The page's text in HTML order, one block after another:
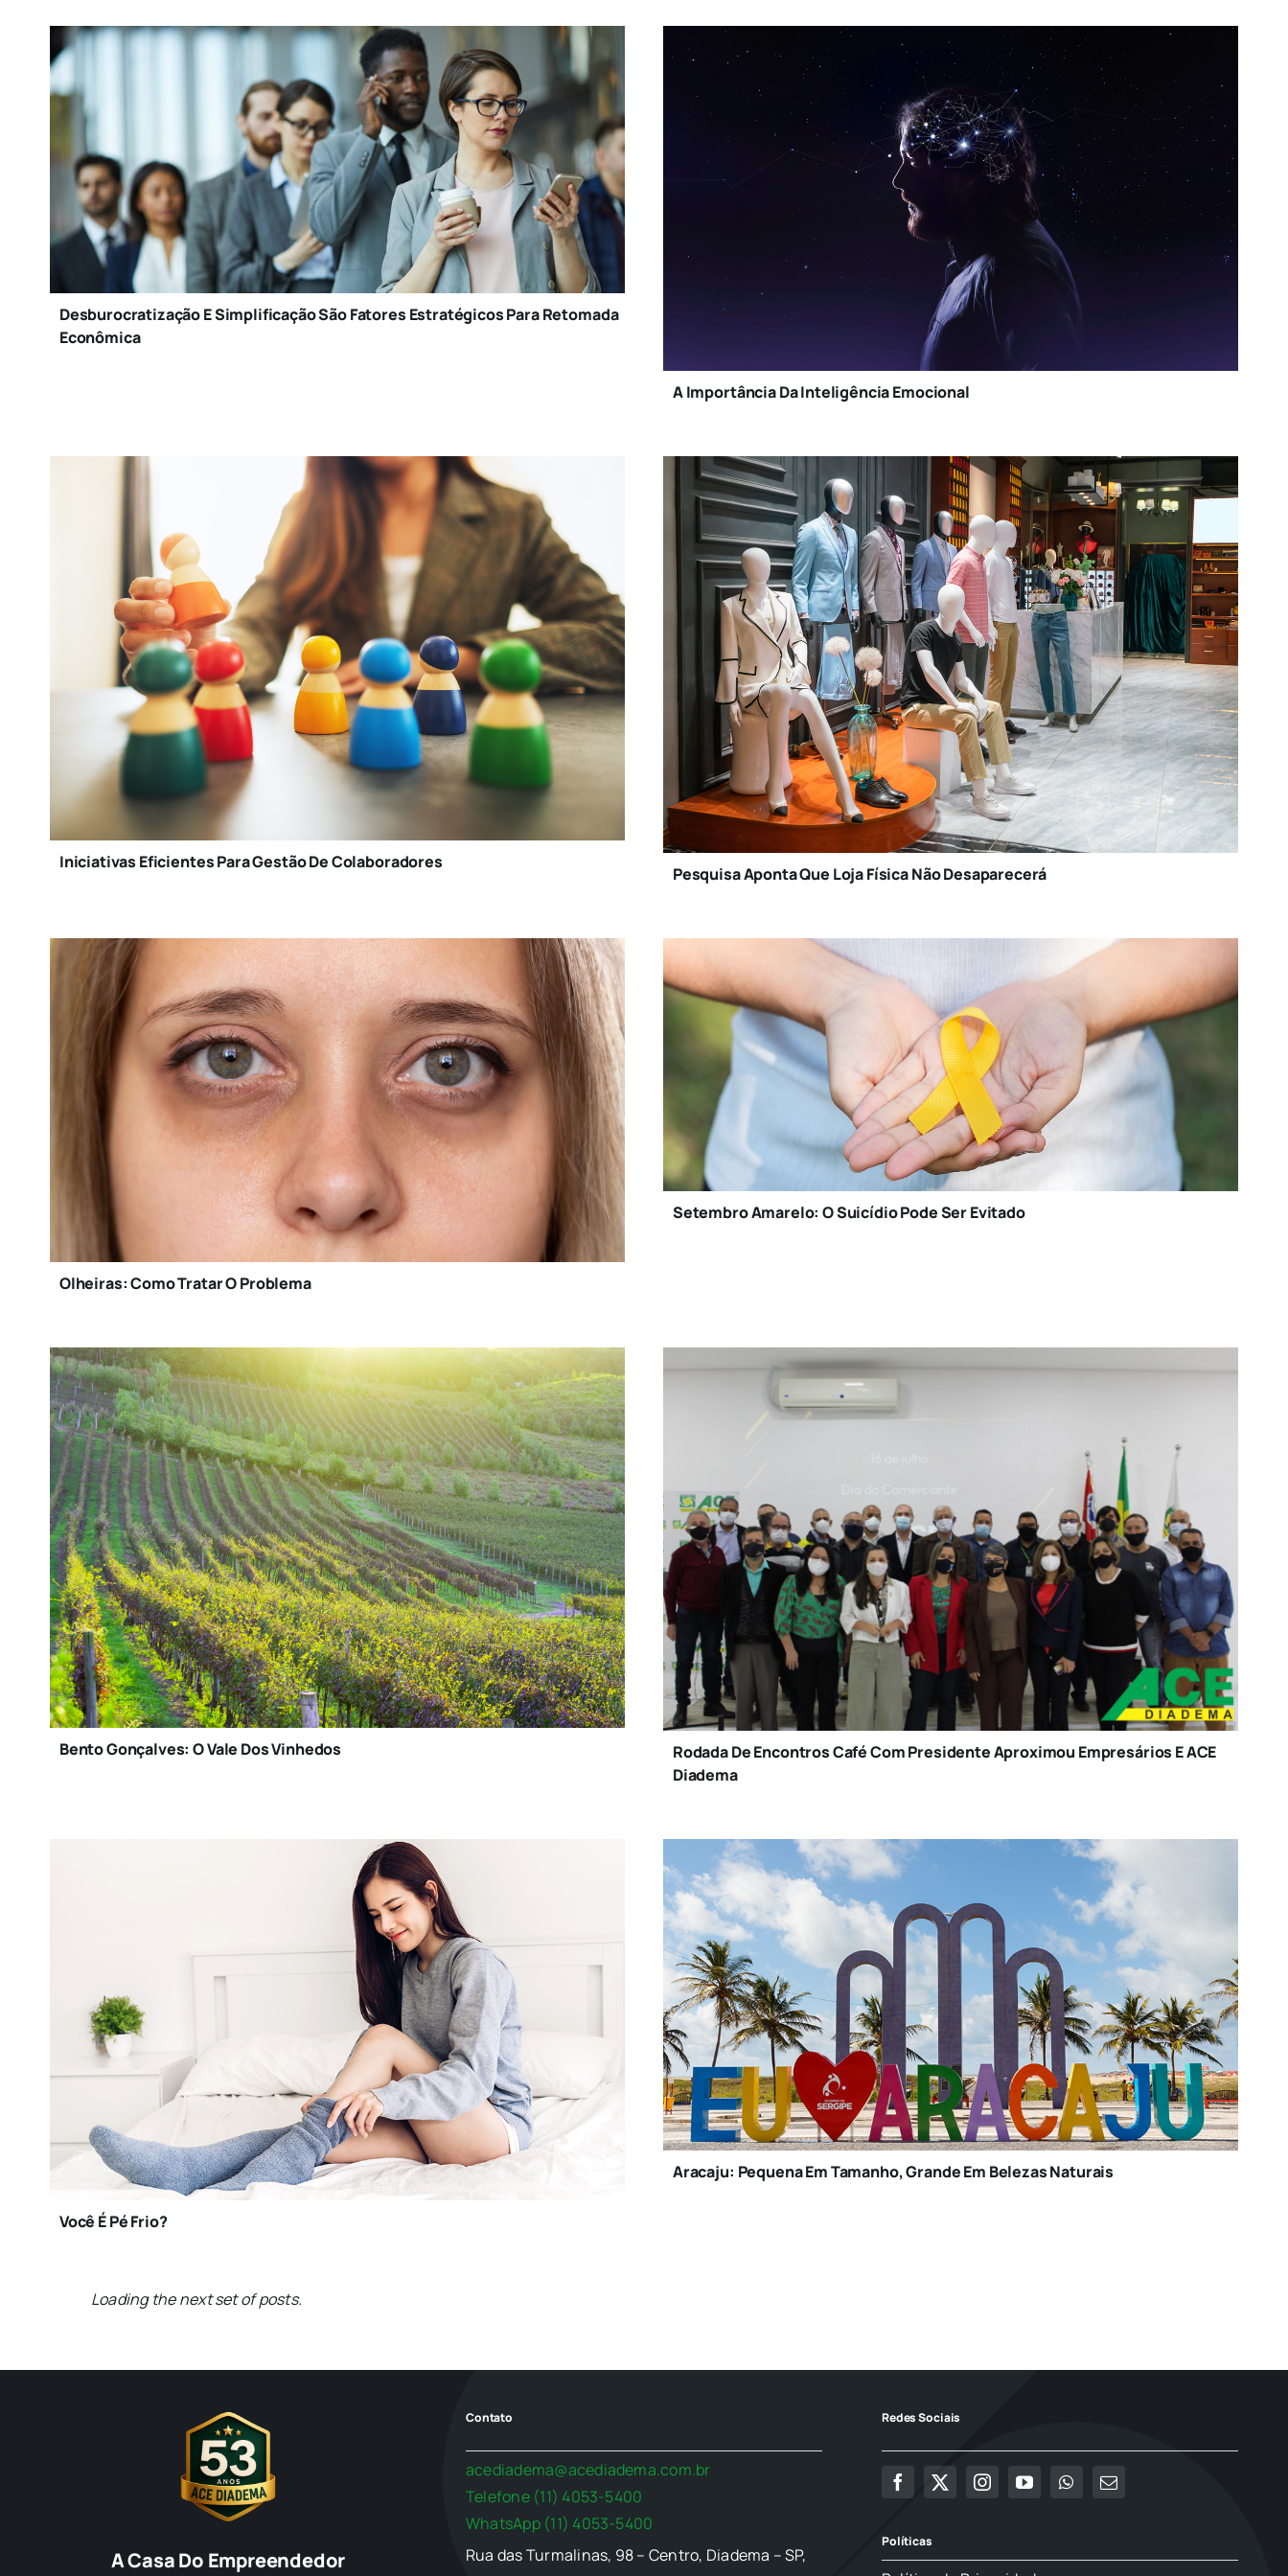
Desburocratização E Simplificação São Fatores Estratégicos Para Retomada
Econômica
A Importância Da Inteligência Emocional
Iniciativas Eficientes Para Gestão De Colaboradores
Pesquisa Aponta Que Loja Física Não Desaparecerá
Olheiras: Como Tratar O Problema
Setembro Amarelo: O Suicídio Pode Ser Evitado
Bento Gonçalves: O Vale Dos Vinhedos
Rodada De Encontros Café Com Presidente Aproximou Empresários E ACE
Diadema
Você É Pé Frio?
Aracaju: Pequena Em Tamanho, Grande Em Belezas Naturais